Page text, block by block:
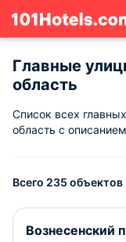
Главные
область
Список всех
область с
Всего 235 объектов
Вознесенский